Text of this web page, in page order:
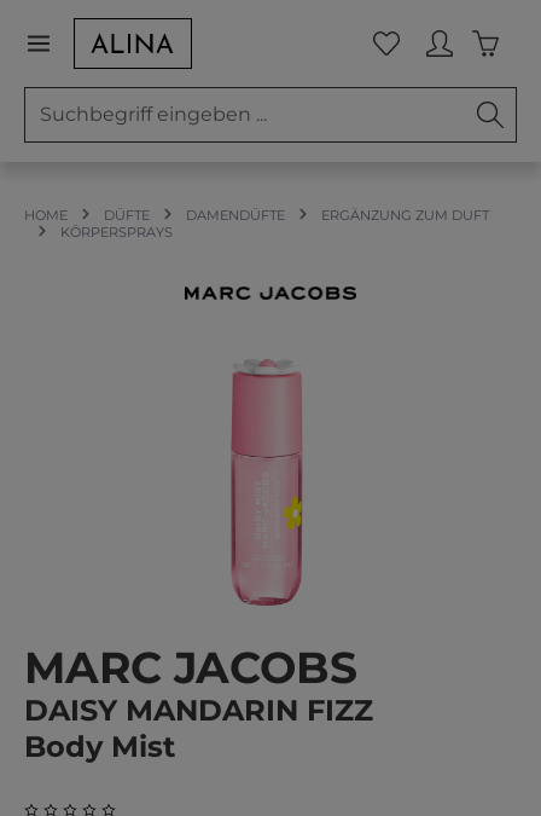
Zum Hauptinhalt springen Du hast 0
HOME DÜFTE DAMENDÜFTE
ERGÄNZUNG ZUM DUFT
KÖRPERSPRAYS
Bildergalerie überspringen
MARC JACOBS
DAISY MANDARIN FIZZ
Body Mist